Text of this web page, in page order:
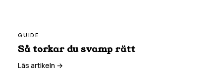
GUIDE
Så torkar du svamp rätt
Läs artikeln →